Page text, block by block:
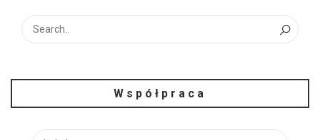
Współpraca